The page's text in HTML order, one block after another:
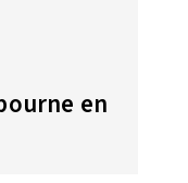
en